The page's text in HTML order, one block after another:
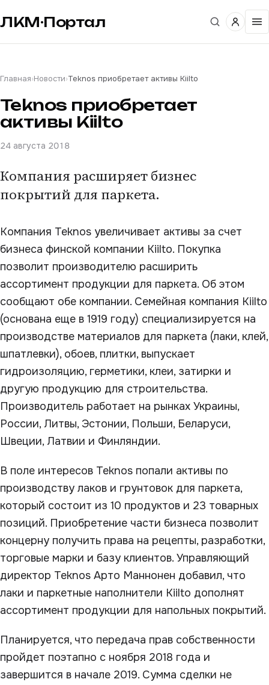
ЛКМ·Портал
Главная›Новости›Teknos приобретает активы Kiilto
Teknos приобретает
активы Kiilto
24 августа 2018
Компания расширяет бизнес
покрытий для паркета.
Компания Teknos увеличивает активы за счет
бизнеса финской компании Kiilto. Покупка
позволит производителю расширить
ассортимент продукции для паркета. Об этом
сообщают обе компании. Семейная компания Kiilto
(основана еще в 1919 году) специализируется на
производстве материалов для паркета (лаки, клей,
шпатлевки), обоев, плитки, выпускает
гидроизоляцию, герметики, клеи, затирки и
другую продукцию для строительства.
Производитель работает на рынках Украины,
России, Литвы, Эстонии, Польши, Беларуси,
Швеции, Латвии и Финляндии.
В поле интересов Teknos попали активы по
производству лаков и грунтовок для паркета,
который состоит из 10 продуктов и 23 товарных
позиций. Приобретение части бизнеса позволит
концерну получить права на рецепты, разработки,
торговые марки и базу клиентов. Управляющий
директор Teknos Арто Маннонен добавил, что
лаки и паркетные наполнители Kiilto дополнят
ассортимент продукции для напольных покрытий.
Планируется, что передача прав собственности
пройдет поэтапно с ноября 2018 года и
завершится в начале 2019. Сумма сделки не